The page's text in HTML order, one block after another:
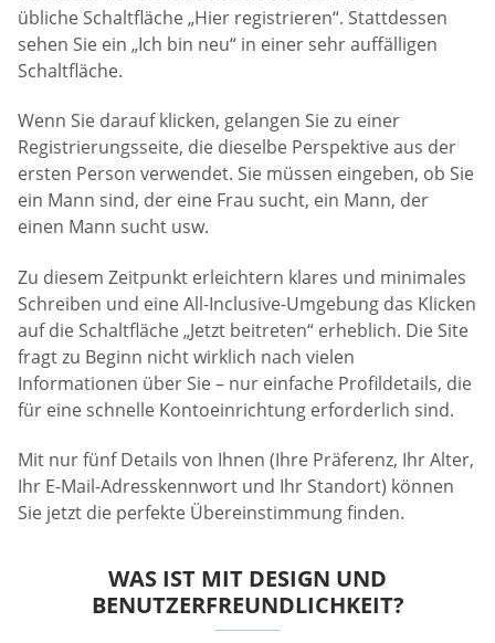
übliche Schaltfläche „Hier registrieren“. Stattdessen
sehen Sie ein „Ich bin neu“ in einer sehr auffälligen
Schaltfläche.
Wenn Sie darauf klicken, gelangen Sie zu einer
Registrierungsseite, die dieselbe Perspektive aus der
ersten Person verwendet. Sie müssen eingeben, ob Sie
ein Mann sind, der eine Frau sucht, ein Mann, der
einen Mann sucht usw.
Zu diesem Zeitpunkt erleichtern klares und minimales
Schreiben und eine All-Inclusive-Umgebung das Klicken
auf die Schaltfläche „Jetzt beitreten“ erheblich. Die Site
fragt zu Beginn nicht wirklich nach vielen
Informationen über Sie – nur einfache Profildetails, die
für eine schnelle Kontoeinrichtung erforderlich sind.
Mit nur fünf Details von Ihnen (Ihre Präferenz, Ihr Alter,
Ihr E-Mail-Adresskennwort und Ihr Standort) können
Sie jetzt die perfekte Übereinstimmung finden.
WAS IST MIT DESIGN UND
BENUTZERFREUNDLICHKEIT?